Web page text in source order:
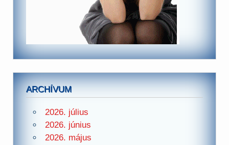
ARCHÍVUM
2026. július
2026. június
2026. május